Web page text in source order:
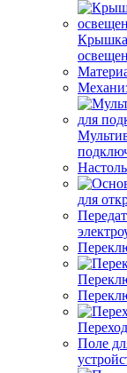
Крышка
для
Поле